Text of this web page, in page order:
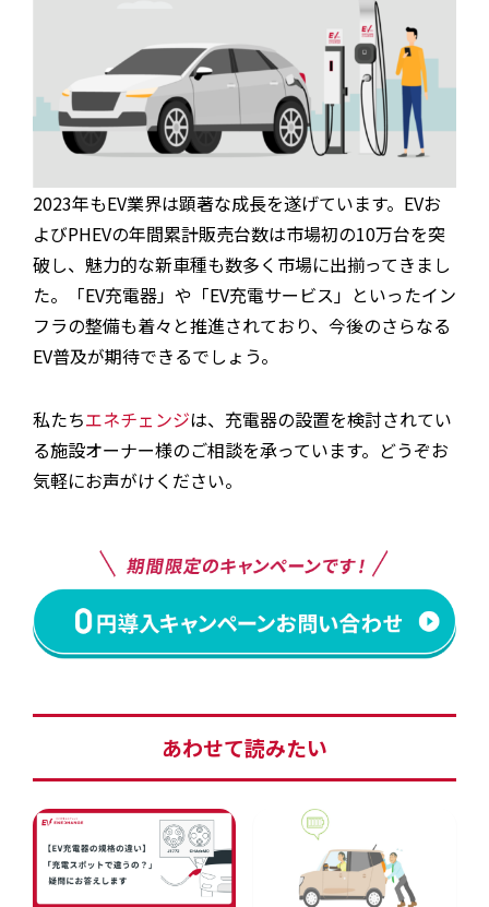
2023年もEV業界は顕著な成長を遂げています。EVお
よびPHEVの年間累計販売台数は市場初の10万台を突
破し、魅力的な新車種も数多く市場に出揃ってきまし
た。「EV充電器」や「EV充電サービス」といったイン
フラの整備も着々と推進されており、今後のさらなる
EV普及が期待できるでしょう。
私たちエネチェンジは、充電器の設置を検討されてい
る施設オーナー様のご相談を承っています。どうぞお
気軽にお声がけください。
あわせて読みたい